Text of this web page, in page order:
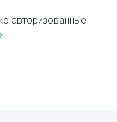
авторизованные